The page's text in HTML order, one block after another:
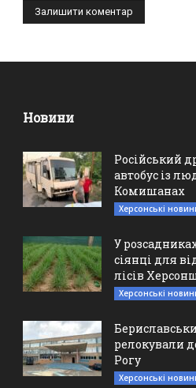
Новини
Російський
автобус із
Комишанах
Херсонські
У
сіянці для
лісів
Херсонські
релокували
Рогу
Херсонські